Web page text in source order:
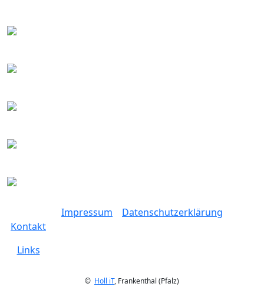
Kontakt
Impressum Datenschutzerklärung
Links
© Holl iT, Frankenthal (Pfalz)